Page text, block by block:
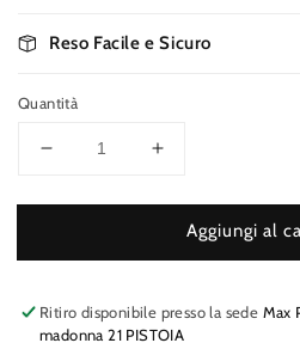
Reso Facile e Sicuro
Quantità
Diminuisci
per
Portafoglio
Aumenta
per
TIMBERLAND
Portafoglio
Aggiungi al
Ritiro disponibile presso la sede Max
madonna 21 PISTOIA